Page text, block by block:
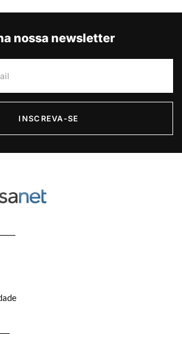
nossa newsletter
INSCREVA-SE